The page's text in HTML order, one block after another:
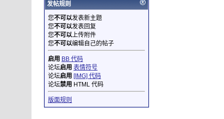
发帖规则
您不可以发表新主题
您不可以发表回复
您不可以上传附件
您不可以编辑自己的帖子
启用 BB 代码
论坛启用 表情符号
论坛启用 [IMG] 代码
论坛禁用 HTML 代码
版面规则